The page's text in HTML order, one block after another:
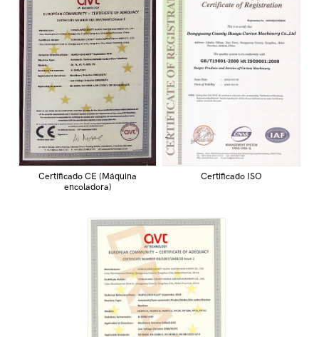
Certificado CE (Máquina
encoladora)
Certificado ISO